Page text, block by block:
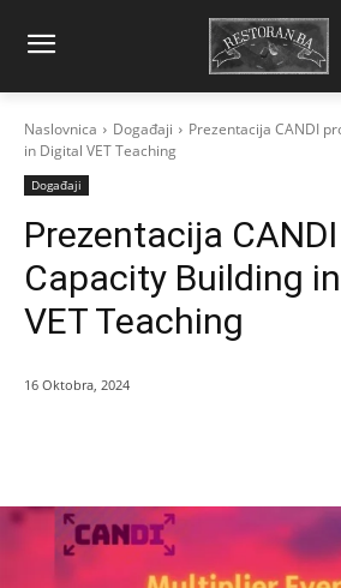
Naslovnica Događaji
Prezentacija CANDI
in Digital VET Teaching
Događaji
Prezentacija
Capacity Building
VET Teaching
16 Oktobra, 2024